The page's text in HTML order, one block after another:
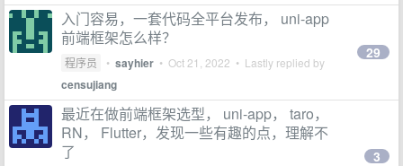
入门容易，一套代码全平台发布， uni-app
前端框架怎么样？
程序员 • sayhier • Oct 21, 2022 • Lastly replied by
censujiang
29
最近在做前端框架选型， uni-app， taro，
RN， Flutter，发现一些有趣的点，理解不
了
3